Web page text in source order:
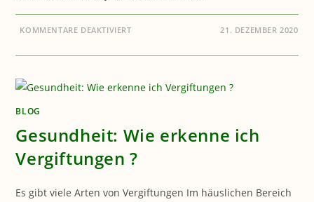
KOMMENTARE DEAKTIVIERTFÜR
?
21. DEZEMBER 2020
BLOG
Gesundheit: Wie erkenne ich
Vergiftungen ?
Es gibt viele Arten von Vergiftungen Im häuslichen Bereich